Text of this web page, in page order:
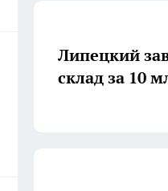
Липецкий
склад за 10